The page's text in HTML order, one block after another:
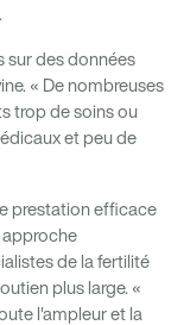
sur des données
« De nombreuses
trop de soins ou
et peu de
prestation efficace
approche
de la fertilité
plus large. «
l'ampleur et la